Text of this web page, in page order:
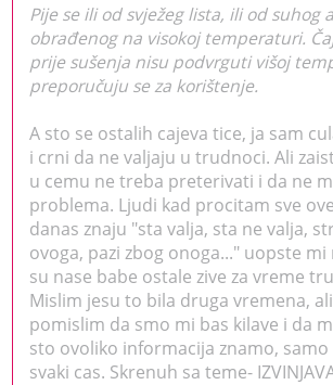
Pije se ili od svježeg lista, ili od suhog
obrađenog na visokoj temperaturi.
prije sušenja nisu podvrguti višoj
preporučuju se za korištenje.
A sto se ostalih cajeva tice, ja sam
i crni da ne valjaju u trudnoci. Ali
u cemu ne treba preterivati i da ne
problema. Ljudi kad procitam sve
danas znaju "sta valja, sta ne valja,
ovoga, pazi zbog onoga..." uopste mi
su nase babe ostale zive za vreme
Mislim jesu to bila druga vremena,
pomislim da smo mi bas kilave i da
sto ovoliko informacija znamo, samo
svaki cas. Skrenuh sa teme-